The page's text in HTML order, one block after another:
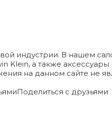
индустрии. В нашем
Klein, а также
на данном сайте не
Поделиться с друзьями